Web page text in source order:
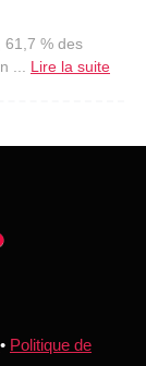
61,7 % des
... Lire la suite
• Politique de